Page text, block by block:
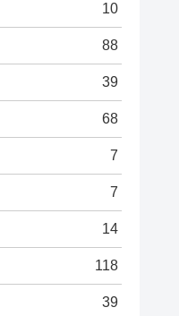
10
88
39
68
7
7
14
118
39